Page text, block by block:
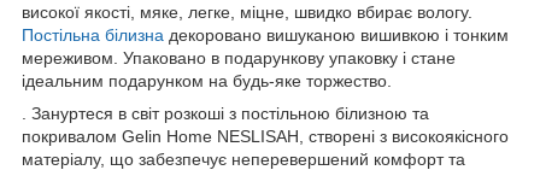
високої якості, мяке, легке, міцне, швидко вбирає вологу.
Постільна білизна декоровано вишуканою вишивкою і тонким
мереживом. Упаковано в подарункову упаковку і стане
ідеальним подарунком на будь-яке торжество.
. Зануртеся в світ розкоші з постільною білизною та
покривалом Gelin Home NESLISAH, створені з високоякісного
матеріалу, що забезпечує неперевершений комфорт та